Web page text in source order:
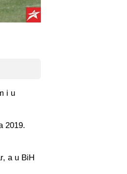
i u
2019.
a u BiH